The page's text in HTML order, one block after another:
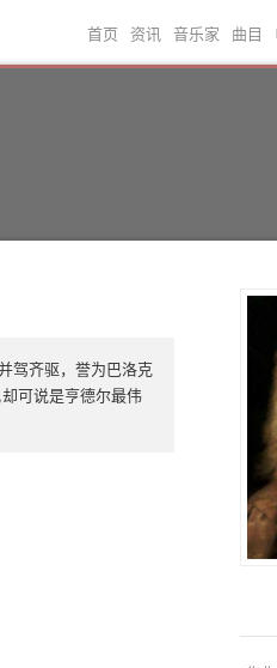
首页 资讯 音乐家 曲目
驾齐驱，誉为巴洛克
可说是亨德尔最伟